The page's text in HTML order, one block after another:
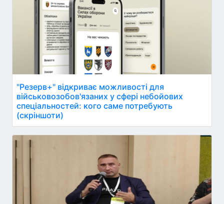
"Резерв+" відкриває можливості для
військовозобов'язаних у сфері небойових
спеціальностей: кого саме потребують
(скріншоти)